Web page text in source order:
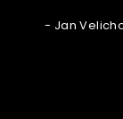
- Jan